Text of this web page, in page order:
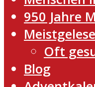
950 Jahre
Oft
Blog